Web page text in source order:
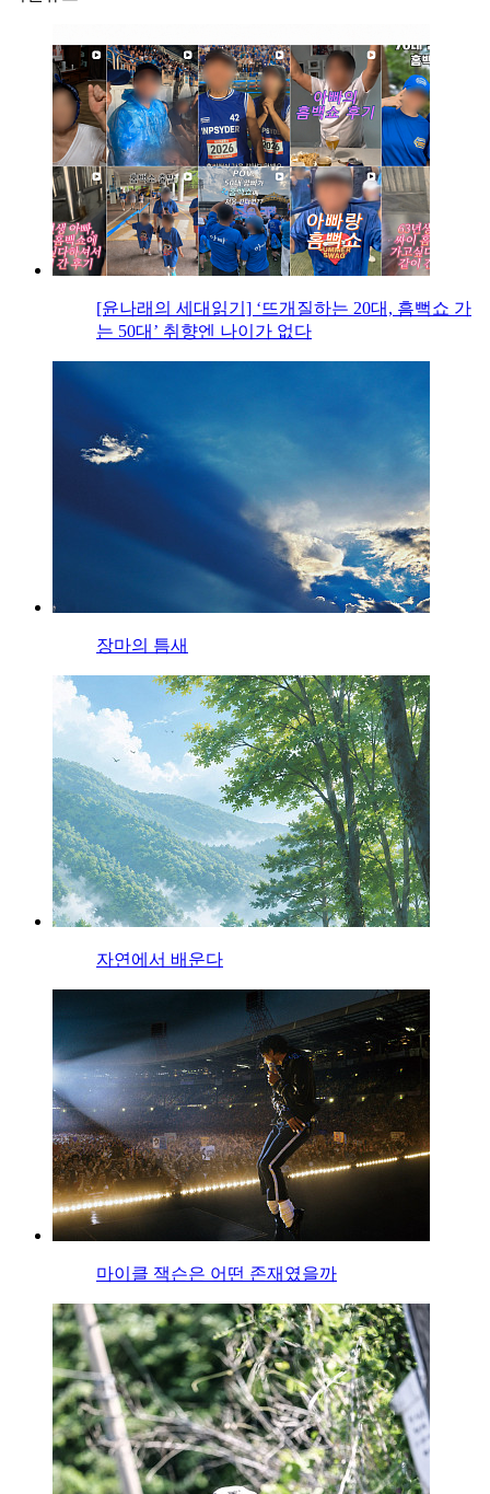
[윤나래의 세대읽기] ‘뜨개질하는 20대, 흠뻑쇼 가
는 50대’ 취향엔 나이가 없다
장마의 틈새
자연에서 배운다
마이클 잭슨은 어떤 존재였을까